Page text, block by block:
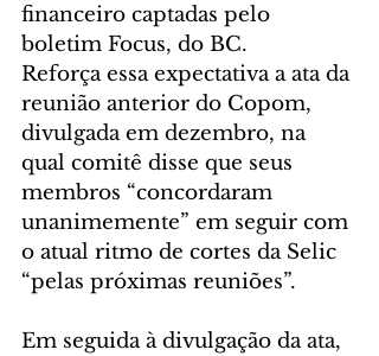
financeiro captadas pelo
boletim Focus, do BC.
Reforça essa expectativa a ata da
reunião anterior do Copom,
divulgada em dezembro, na
qual comitê disse que seus
membros “concordaram
unanimemente” em seguir com
o atual ritmo de cortes da Selic
“pelas próximas reuniões”.
Em seguida à divulgação da ata,